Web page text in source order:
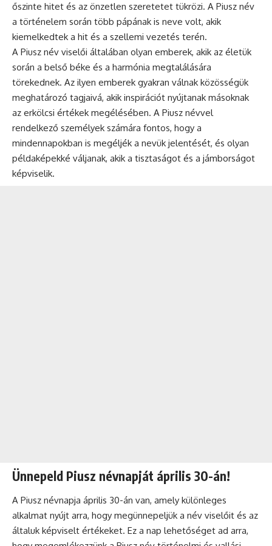
őszinte hitet és az önzetlen szeretetet tükrözi. A Piusz név
a történelem során több pápának is neve volt, akik
kiemelkedtek a hit és a szellemi vezetés terén.
A Piusz név viselői általában olyan emberek, akik az életük
során a belső béke és a harmónia megtalálására
törekednek. Az ilyen emberek gyakran válnak közösségük
meghatározó tagjaivá, akik inspirációt nyújtanak másoknak
az erkölcsi értékek megélésében. A Piusz névvel
rendelkező személyek számára fontos, hogy a
mindennapokban is megéljék a nevük jelentését, és olyan
példaképekké váljanak, akik a tisztaságot és a jámborságot
képviselik.
Ünnepeld Piusz névnapját április 30-án!
A Piusz névnapja április 30-án van, amely különleges
alkalmat nyújt arra, hogy megünnepeljük a név viselőit és az
általuk képviselt értékeket. Ez a nap lehetőséget ad arra,